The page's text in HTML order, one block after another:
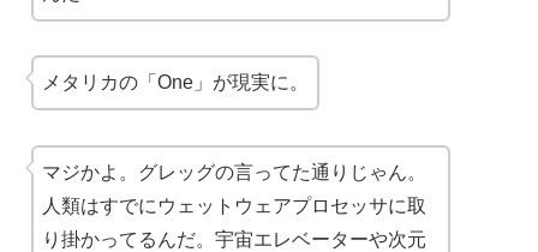
メタリカの「One」が現実に。
マジかよ。グレッグの言ってた通りじゃん。
人類はすでにウェットウェアプロセッサに取
り掛かってるんだ。宇宙エレベーターや次元